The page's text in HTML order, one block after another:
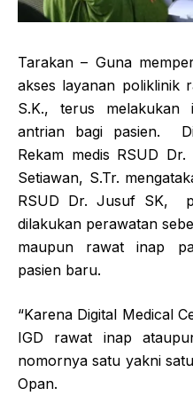
Tarakan – Guna
akses layanan poliklinik
S.K., terus melakukan
antrian bagi pasien.
Rekam medis RSUD
Setiawan, S.Tr.
RSUD Dr. Jusuf SK,
dilakukan perawatan
maupun rawat inap
pasien baru.
“Karena Digital Medical
IGD rawat inap
nomornya satu yakni
Opan.